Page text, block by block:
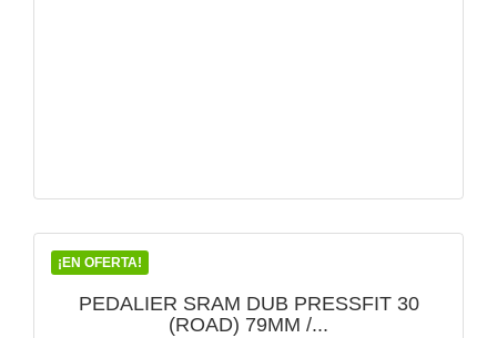
¡EN OFERTA!
VISTA RÁPIDA
PEDALIER SRAM DUB PRESSFIT 30
(ROAD) 79MM /...